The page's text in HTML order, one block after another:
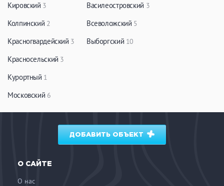
Кировский 3
Колпинский 2
Красногвардейский 3
Красносельский 3
Курортный 1
Московский 6
Василеостровский 3
Всеволожский 5
Выборгский 10
ДОБАВИТЬ ОБЪЕКТ
О САЙТЕ
О нас